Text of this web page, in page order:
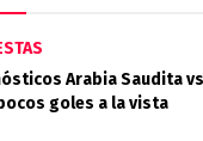
Arabia Saudita
goles a la vista